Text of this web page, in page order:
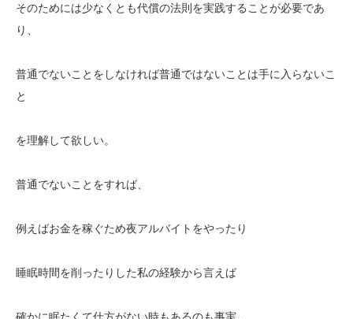
そのためには少なくとも代償の法則を実践することが必要であ
り、
普通でないことをしなければ普通ではないことは手に入らないこ
と
を理解して欲しい。
普通でないことをすれば、
例えばお金を稼ぐため夜アルバイトをやったり
睡眠時間を削ったりした私の経験から言えば